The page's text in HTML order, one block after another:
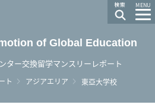
MENU
of Global Education
ター交換留学マンスリーレポート
ト アジアエリア
東亞大学校